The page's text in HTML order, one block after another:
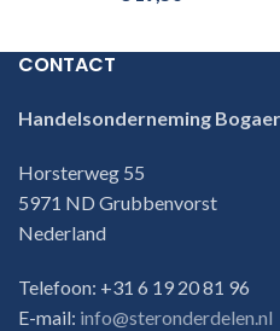
CONTACT
Handelsonderneming
Horsterweg 55
5971 ND Grubbenvorst
Nederland
Telefoon: +31 6 19 20 81 96
E-mail: info@steronderdelen.nl